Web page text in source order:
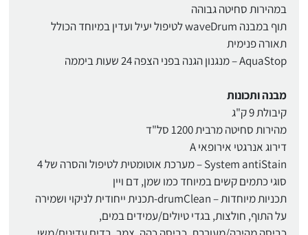
במהירות סחיטה גבוהה
תוף במבנה waveDrum לטיפול יעיל ועדין במיוחד הכולל
תאורה פנימית
AquaStop – מנגנון הגנה בפני הצפה 24 שעות ביממה
מבנה ותכונות
קיבולת 9 ק"ג
מהירות סחיטה מרבית 1200 סל"ד
דירוג אנרגטי אירופאי A
System antiStain – מערכת אוטומטית לטיפול והסרה של 4
סוגי כתמים קשים במיוחד כמו שמן, דם ויין
תכניות מיוחדות – drumClean-תכנית ייחודית לניקוי ושמירה
על התוף, חולצות, בגדי טיולים/עמידים במים,